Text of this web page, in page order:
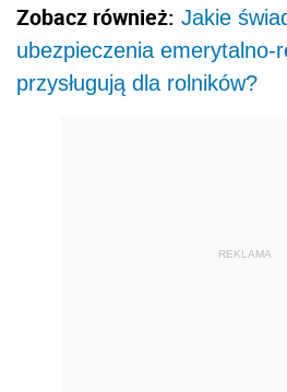
Zobacz również: Jakie
ubezpieczenia emerytalno-
przysługują dla rolników?
REKLAMA